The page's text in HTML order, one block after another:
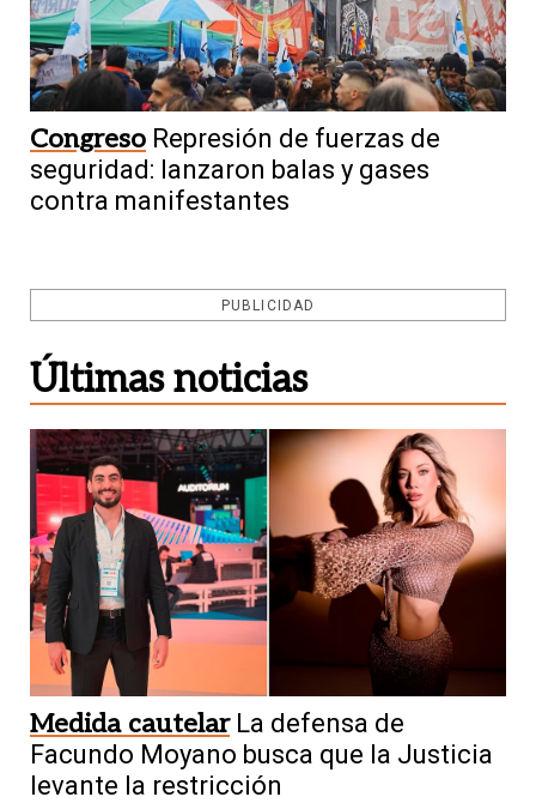
Congreso Represión de fuerzas de
seguridad: lanzaron balas y gases
contra manifestantes
PUBLICIDAD
Últimas noticias
Medida cautelar La defensa de
Facundo Moyano busca que la Justicia
levante la restricción